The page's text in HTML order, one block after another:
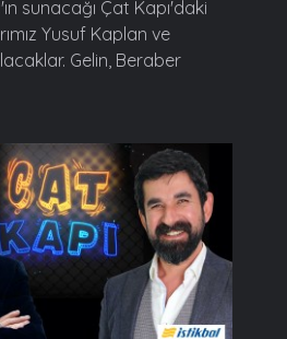
sunacağı Çat Kapı'daki
Yusuf Kaplan ve
Gelin, Beraber